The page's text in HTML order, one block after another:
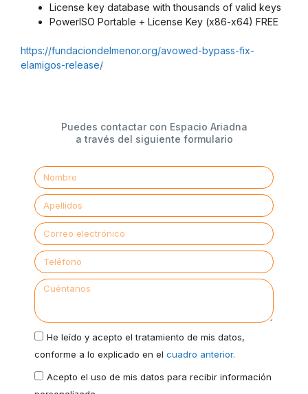
License key database with thousands of valid keys
PowerISO Portable + License Key (x86-x64) FREE
https://fundaciondelmenor.org/avowed-bypass-fix-
elamigos-release/
Puedes contactar con Espacio Ariadna
a través del siguiente formulario
He leído y acepto el tratamiento de mis datos,
conforme a lo explicado en el cuadro anterior.
Acepto el uso de mis datos para recibir información